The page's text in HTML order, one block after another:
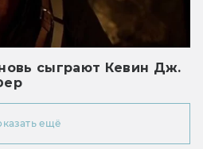
сыграют Кевин Дж.
ещё